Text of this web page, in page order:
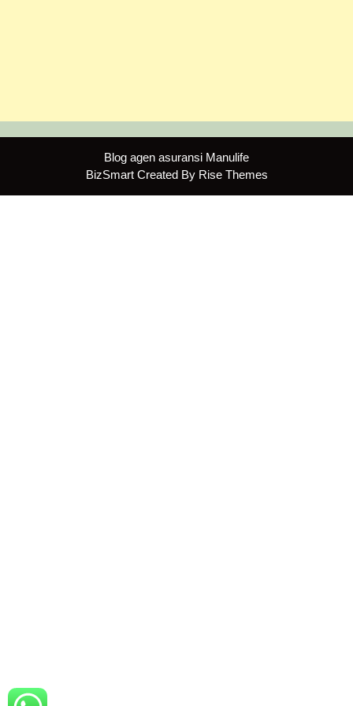
Blog agen asuransi Manulife
BizSmart Created By Rise Themes